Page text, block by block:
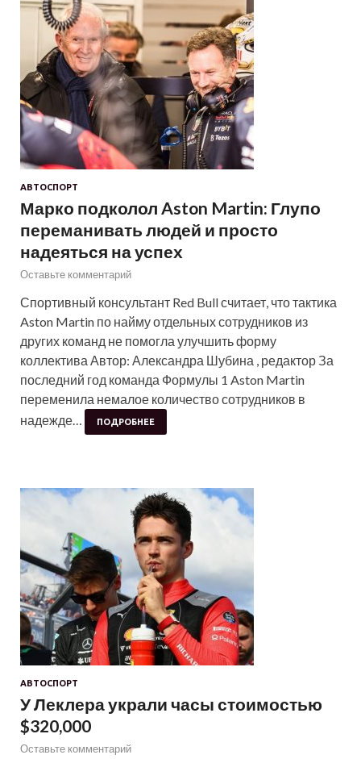
АВТОСПОРТ
Марко подколол Aston Martin: Глупо
переманивать людей и просто
надеяться на успех
Оставьте комментарий
Спортивный консультант Red Bull считает, что тактика
Aston Martin по найму отдельных сотрудников из
других команд не помогла улучшить форму
коллектива Автор: Александра Шубина , редактор За
последний год команда Формулы 1 Aston Martin
переменила немалое количество сотрудников в
надежде…
ПОДРОБНЕЕ
АВТОСПОРТ
У Леклера украли часы стоимостью
$320,000
Оставьте комментарий